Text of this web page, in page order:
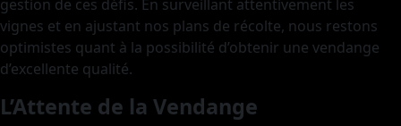
gestion de ces défis. En surveillant attentivement les
vignes et en ajustant nos plans de récolte, nous restons
optimistes quant à la possibilité d’obtenir une vendange
d’excellente qualité.
L’Attente de la Vendange